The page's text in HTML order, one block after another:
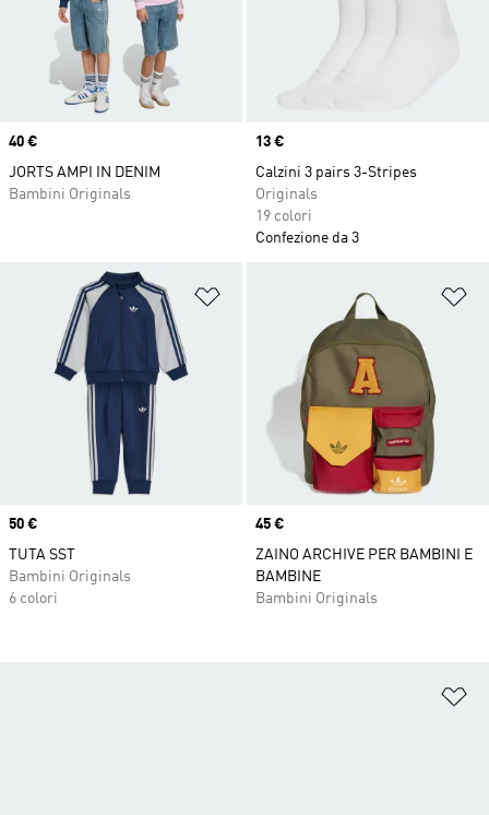
Price
40 €
JORTS AMPI IN DENIM
Bambini Originals
Price
13 €
Calzini 3 pairs 3-Stripes
Originals
19 colori
Confezione da 3
Aggiungi alla lista dei desideri
Price
50 €
TUTA SST
Bambini Originals
6 colori
Price
45 €
ZAINO ARCHIVE PER BAMBINI E
BAMBINE
Bambini Originals